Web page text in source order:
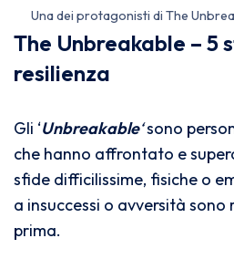
Una dei protagonisti di The
The Unbreakable – 5
resilienza
Gli ‘Unbreakable‘sono
che hanno affrontato e
sfide difficilissime, fisiche o
a insuccessi o avversità
prima.